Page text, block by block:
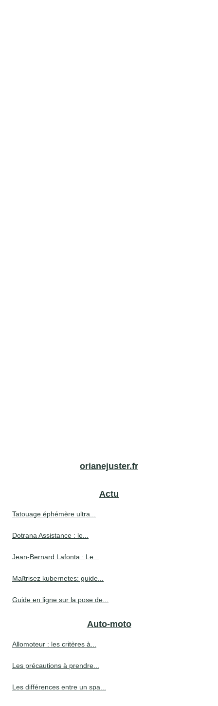
orianejuster.fr
Actu
Tatouage éphémère ultra...
Dotrana Assistance : le...
Jean-Bernard Lafonta : Le...
Maîtrisez kubernetes: guide...
Guide en ligne sur la pose de...
Auto-moto
Allomoteur : les critères à...
Les précautions à prendre...
Les différences entre un spa...